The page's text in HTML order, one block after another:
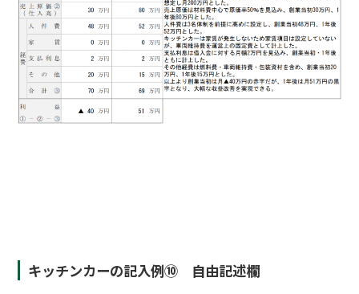
キッチンカーの記入例⑩ 自由記述欄